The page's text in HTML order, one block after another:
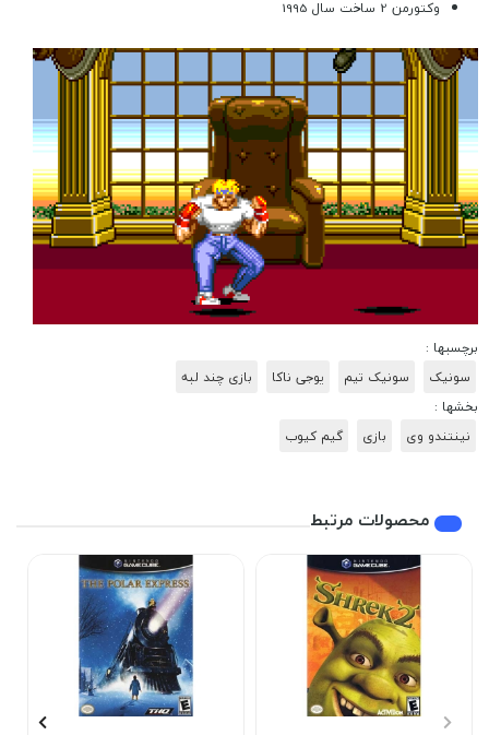
وکتورمن 2 ساخت سال 1995
برچسبها :
سونیک
سونیک تیم یوجی ناکا
بازی چند لبه
بخشها :
نینتندو وی
بازی گیم کیوب
محصولات مرتبط